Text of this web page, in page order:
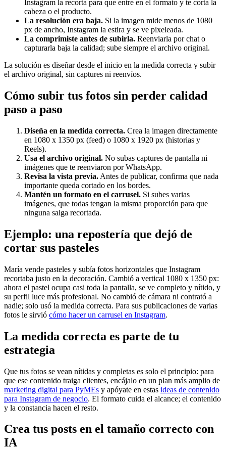
Instagram la recorta para que entre en el formato y te corta la
cabeza o el producto.
La resolución era baja. Si la imagen mide menos de 1080
px de ancho, Instagram la estira y se ve pixeleada.
La comprimiste antes de subirla. Reenviarla por chat o
capturarla baja la calidad; sube siempre el archivo original.
La solución es diseñar desde el inicio en la medida correcta y subir
el archivo original, sin captures ni reenvíos.
Cómo subir tus fotos sin perder calidad
paso a paso
Diseña en la medida correcta. Crea la imagen directamente
en 1080 x 1350 px (feed) o 1080 x 1920 px (historias y
Reels).
Usa el archivo original. No subas captures de pantalla ni
imágenes que te reenviaron por WhatsApp.
Revisa la vista previa. Antes de publicar, confirma que nada
importante queda cortado en los bordes.
Mantén un formato en el carrusel. Si subes varias
imágenes, que todas tengan la misma proporción para que
ninguna salga recortada.
Ejemplo: una repostería que dejó de
cortar sus pasteles
María vende pasteles y subía fotos horizontales que Instagram
recortaba justo en la decoración. Cambió a vertical 1080 x 1350 px:
ahora el pastel ocupa casi toda la pantalla, se ve completo y nítido, y
su perfil luce más profesional. No cambió de cámara ni contrató a
nadie; solo usó la medida correcta. Para sus publicaciones de varias
fotos le sirvió cómo hacer un carrusel en Instagram.
La medida correcta es parte de tu
estrategia
Que tus fotos se vean nítidas y completas es solo el principio: para
que ese contenido traiga clientes, encájalo en un plan más amplio de
marketing digital para PyMEs y apóyate en estas ideas de contenido
para Instagram de negocio. El formato cuida el alcance; el contenido
y la constancia hacen el resto.
Crea tus posts en el tamaño correcto con
IA